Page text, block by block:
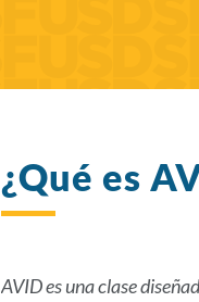
¿Qué es
AVIDes una clase